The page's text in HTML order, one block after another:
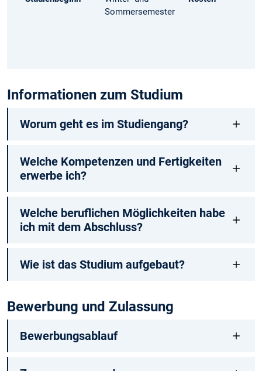
Sommersemester
Informationen zum Studium
Worum geht es im Studiengang?
Welche Kompetenzen und Fertigkeiten
erwerbe ich?
Welche beruflichen Möglichkeiten habe
ich mit dem Abschluss?
Wie ist das Studium aufgebaut?
Bewerbung und Zulassung
Bewerbungsablauf